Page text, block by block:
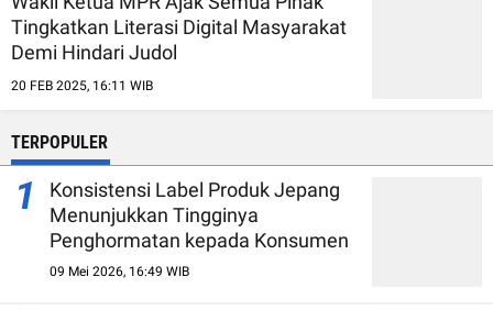
Tingkatkan Literasi Digital Masyarakat
Demi Hindari Judol
20 FEB 2025, 16:11 WIB
TERPOPULER
1
Konsistensi Label Produk Jepang
Menunjukkan Tingginya
Penghormatan kepada Konsumen
09 Mei 2026, 16:49 WIB